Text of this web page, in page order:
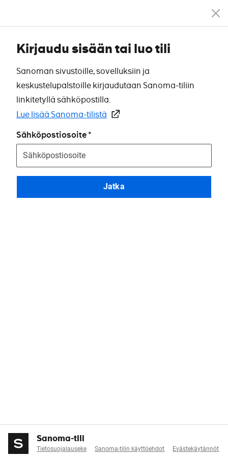
Kirjaudu sisään tai luo tili
Sanoman sivustoille, sovelluksiin ja
keskustelupalstoille kirjaudutaan Sanoma-tiliin
linkitetyllä sähköpostilla.
Lue lisää Sanoma-tilistä
Sähköpostiosoite
Jatka
Sanoma-tili
Tietosuojalauseke Sanoma-tilin käyttöehdot Evästekäytännöt